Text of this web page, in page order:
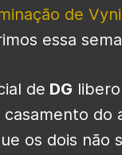
de Vyni
essa
de DG
casamento do
os dois não